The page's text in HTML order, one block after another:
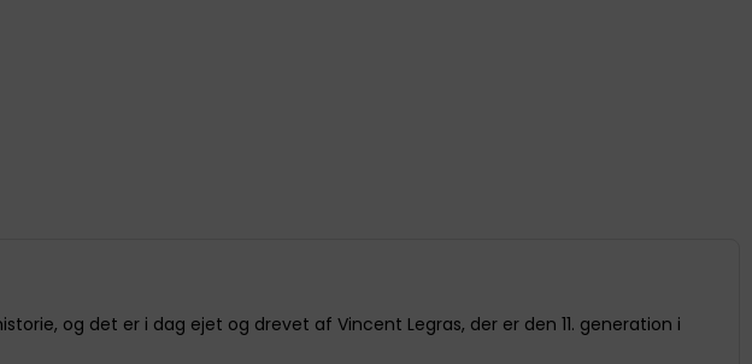
og det er i dag ejet og drevet af Vincent Legras, der er den 11. generation i